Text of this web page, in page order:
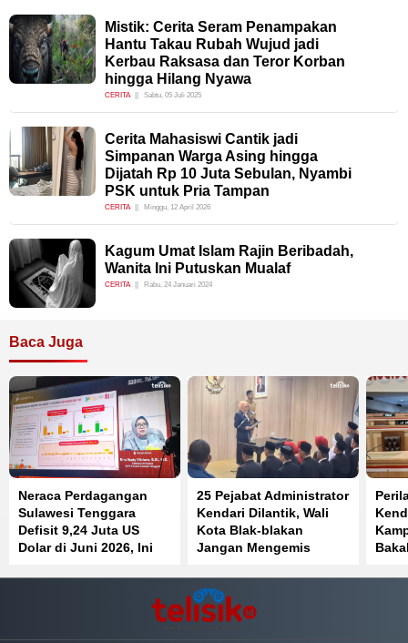
Mistik: Cerita Seram Penampakan
Hantu Takau Rubah Wujud jadi
Kerbau Raksasa dan Teror Korban
hingga Hilang Nyawa
CERITA Sabtu, 05 Juli 2025
Cerita Mahasiswi Cantik jadi
Simpanan Warga Asing hingga
Dijatah Rp 10 Juta Sebulan, Nyambi
PSK untuk Pria Tampan
CERITA Minggu, 12 April 2026
Kagum Umat Islam Rajin Beribadah,
Wanita Ini Putuskan Mualaf
CERITA Rabu, 24 Januari 2024
Baca Juga
Neraca Perdagangan
Sulawesi Tenggara
Defisit 9,24 Juta US
Dolar di Juni 2026, Ini
25 Pejabat Administrator
Kendari Dilantik, Wali
Kota Blak-blakan
Jangan Mengemis
Bekerja